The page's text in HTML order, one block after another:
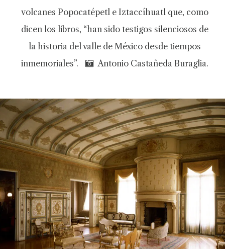
volcanes Popocatépetl e Iztaccíhuatl que, como
dicen los libros, “han sido testigos silenciosos de
la historia del valle de México desde tiempos
inmemoriales”.
Antonio Castañeda Buraglia.